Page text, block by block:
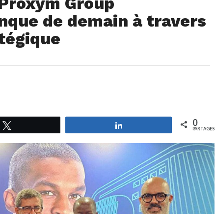
de demain à travers
0
PARTAGES